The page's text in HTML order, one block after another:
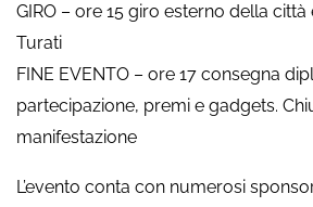
GIRO – ore 15 giro esterno della città
Turati
FINE EVENTO – ore 17 consegna
partecipazione, premi e gadgets.
manifestazione
L’evento conta con numerosi